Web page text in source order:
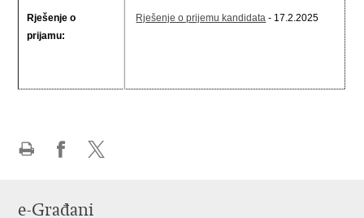
Rješenje o
prijamu:
Rješenje o prijemu kandidata - 17.2.2025
Facebooku
X-
e-Građani